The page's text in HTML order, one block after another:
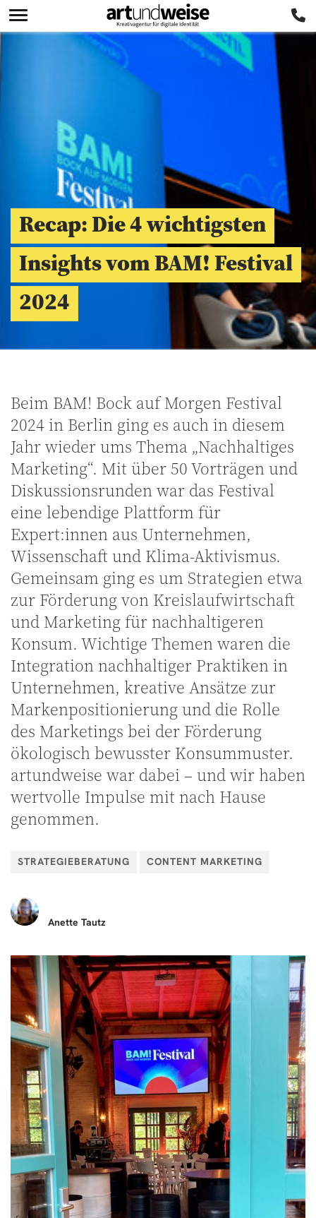
Recap: Die 4 wichtigsten
Insights vom BAM! Festival
2024
Beim BAM! Bock auf Morgen Festival
2024 in Berlin ging es auch in diesem
Jahr wieder ums Thema „Nachhaltiges
Marketing“. Mit über 50 Vorträgen und
Diskussionsrunden war das Festival
eine lebendige Plattform für
Expert:innen aus Unternehmen,
Wissenschaft und Klima-Aktivismus.
Gemeinsam ging es um Strategien etwa
zur Förderung von Kreislaufwirtschaft
und Marketing für nachhaltigeren
Konsum. Wichtige Themen waren die
Integration nachhaltiger Praktiken in
Unternehmen, kreative Ansätze zur
Markenpositionierung und die Rolle
des Marketings bei der Förderung
ökologisch bewusster Konsummuster.
artundweise war dabei – und wir haben
wertvolle Impulse mit nach Hause
genommen.
STRATEGIEBERATUNG CONTENT MARKETING
Anette Tautz